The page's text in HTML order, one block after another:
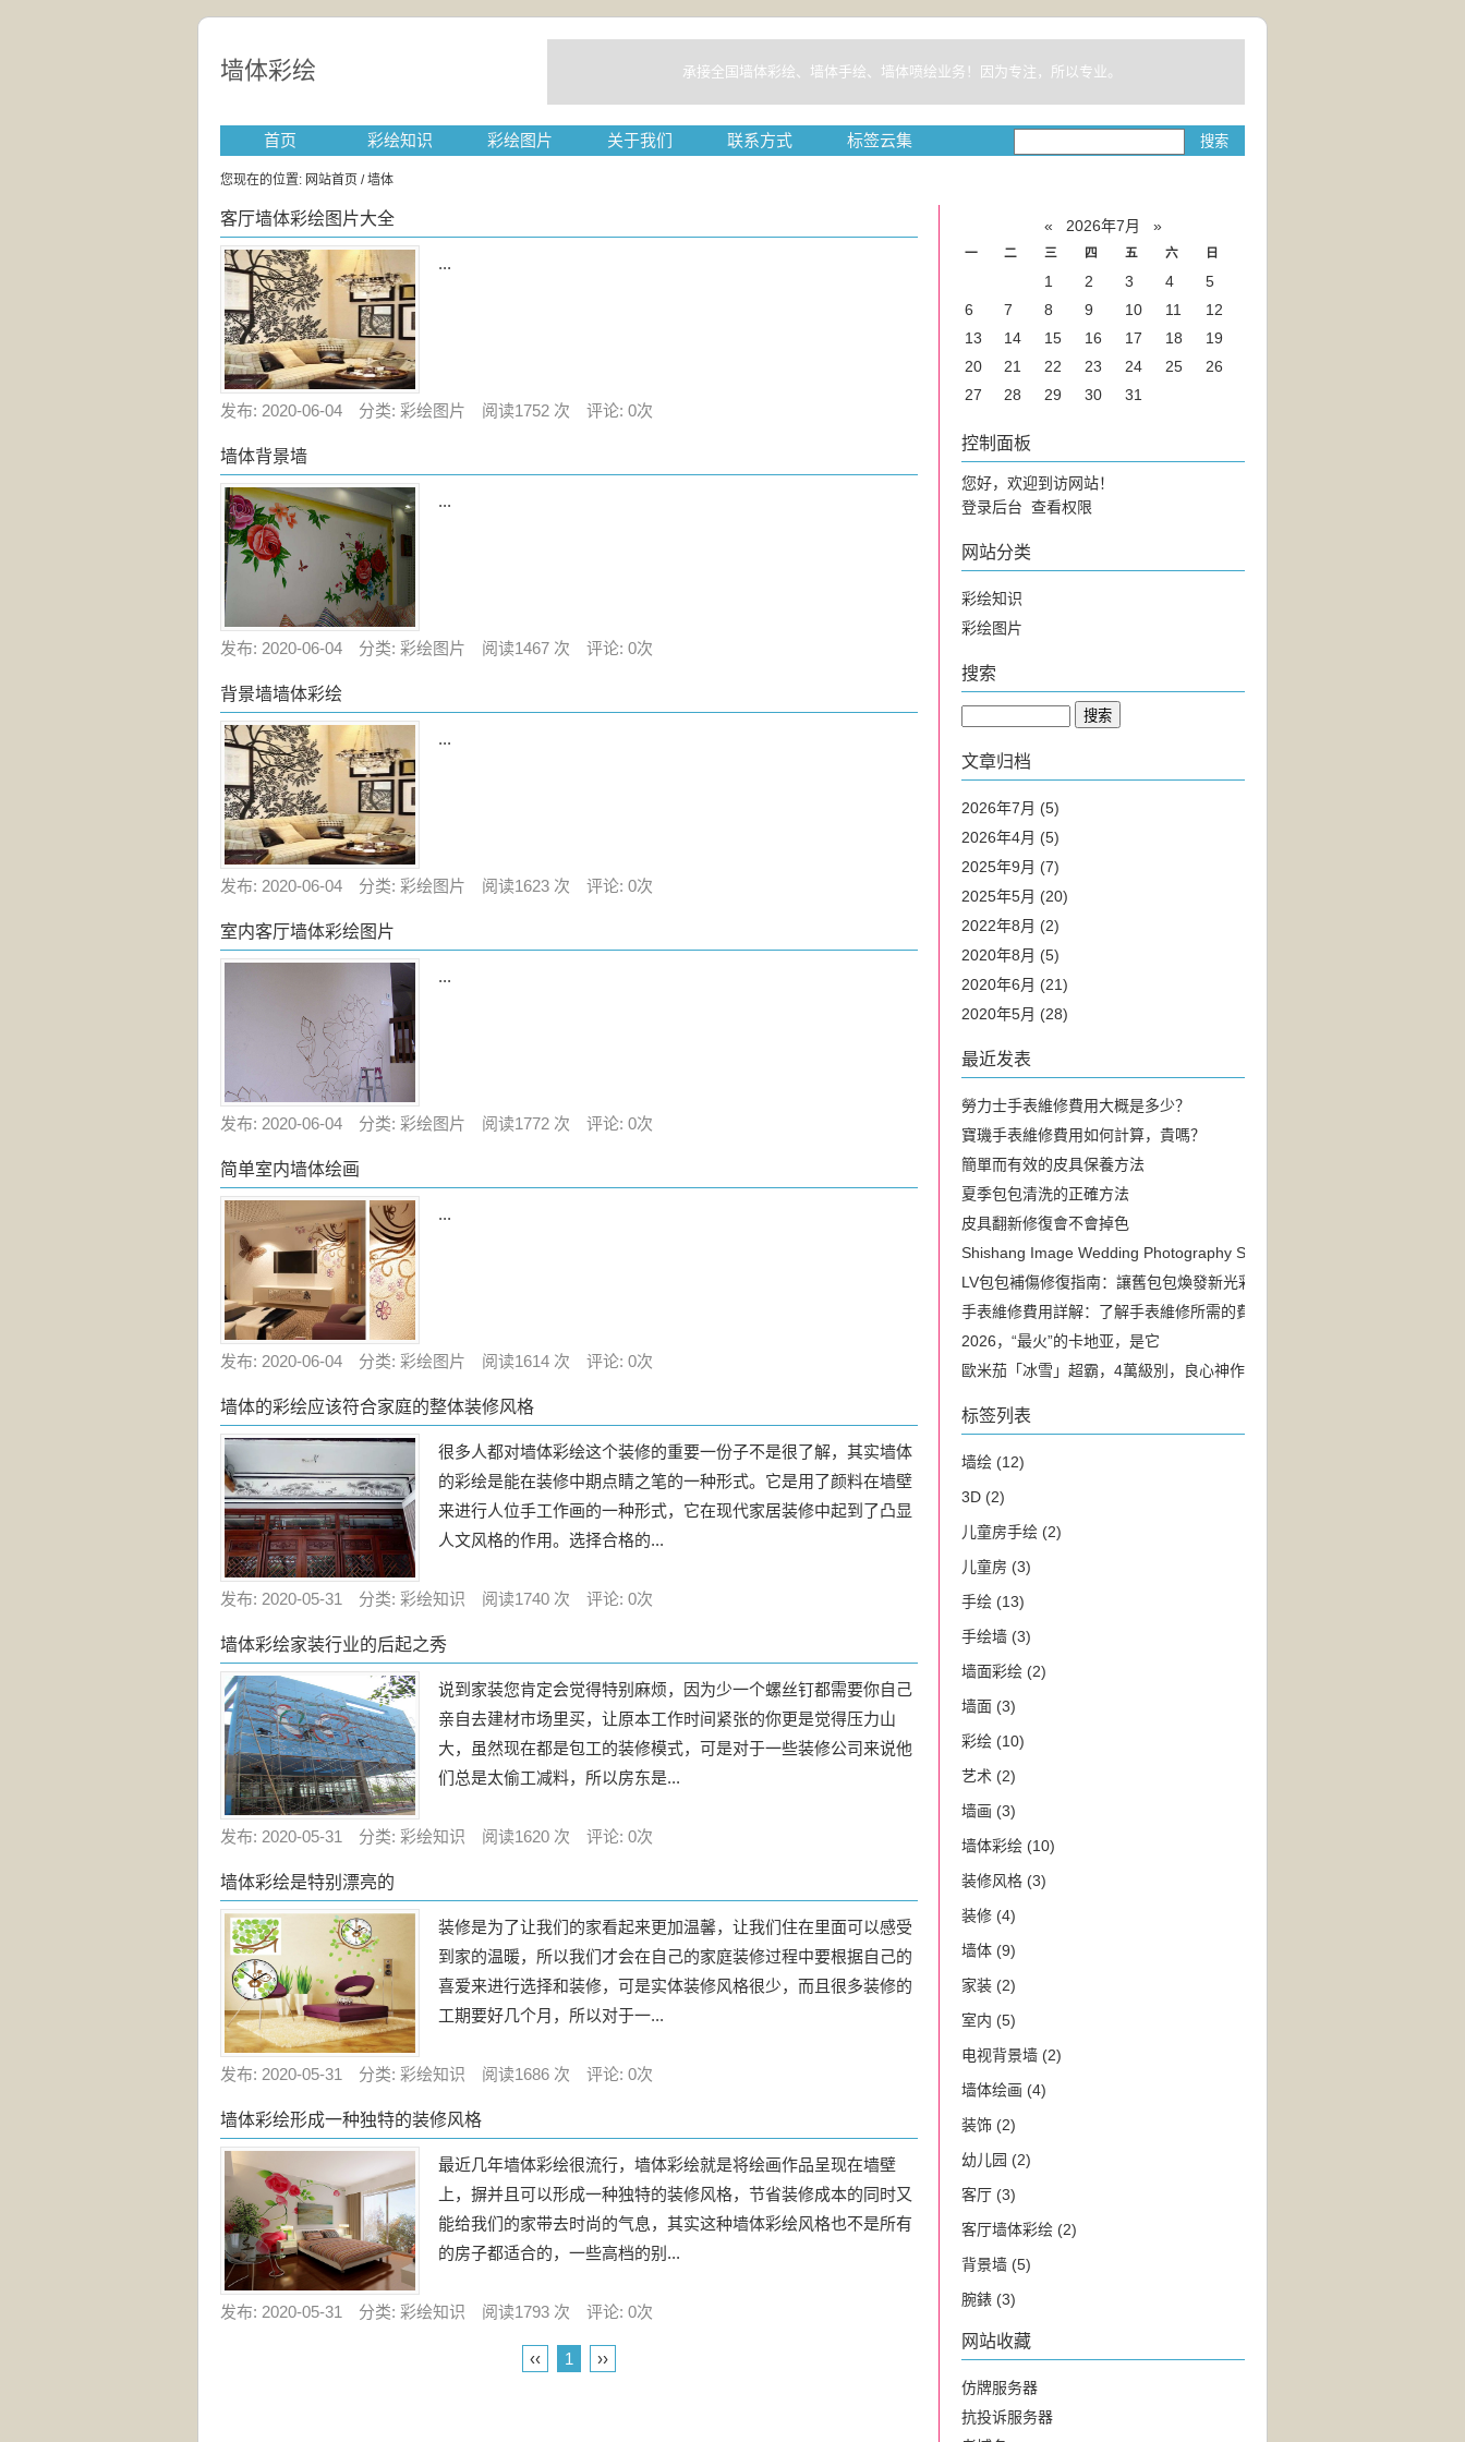
墙体彩绘 承接全国墙体彩绘、墙体手绘、墙体喷绘业务！因为专注，所以专业。
首页 彩绘知识 彩绘图片 关于我们 联系方式 标签云集
您现在的位置: 网站首页 / 墙体
客厅墙体彩绘图片大全
...
发布: 2020-06-04 分类: 彩绘图片 阅读1752 次 评论: 0次
墙体背景墙
...
发布: 2020-06-04 分类: 彩绘图片 阅读1467 次 评论: 0次
背景墙墙体彩绘
...
发布: 2020-06-04 分类: 彩绘图片 阅读1623 次 评论: 0次
室内客厅墙体彩绘图片
...
发布: 2020-06-04 分类: 彩绘图片 阅读1772 次 评论: 0次
简单室内墙体绘画
...
发布: 2020-06-04 分类: 彩绘图片 阅读1614 次 评论: 0次
墙体的彩绘应该符合家庭的整体装修风格
很多人都对墙体彩绘这个装修的重要一份子不是很了解，其实墙体
的彩绘是能在装修中期点睛之笔的一种形式。它是用了颜料在墙壁
来进行人位手工作画的一种形式，它在现代家居装修中起到了凸显
人文风格的作用。选择合格的...
发布: 2020-05-31 分类: 彩绘知识 阅读1740 次 评论: 0次
墙体彩绘家装行业的后起之秀
说到家装您肯定会觉得特别麻烦，因为少一个螺丝钉都需要你自己
亲自去建材市场里买，让原本工作时间紧张的你更是觉得压力山
大，虽然现在都是包工的装修模式，可是对于一些装修公司来说他
们总是太偷工减料，所以房东是...
发布: 2020-05-31 分类: 彩绘知识 阅读1620 次 评论: 0次
墙体彩绘是特别漂亮的
装修是为了让我们的家看起来更加温馨，让我们住在里面可以感受
到家的温暖，所以我们才会在自己的家庭装修过程中要根据自己的
喜爱来进行选择和装修，可是实体装修风格很少，而且很多装修的
工期要好几个月，所以对于一...
发布: 2020-05-31 分类: 彩绘知识 阅读1686 次 评论: 0次
墙体彩绘形成一种独特的装修风格
最近几年墙体彩绘很流行，墙体彩绘就是将绘画作品呈现在墙壁
上，摒并且可以形成一种独特的装修风格，节省装修成本的同时又
能给我们的家带去时尚的气息，其实这种墙体彩绘风格也不是所有
的房子都适合的，一些高档的别...
发布: 2020-05-31 分类: 彩绘知识 阅读1793 次 评论: 0次
‹‹ 1 ››
« 2026年7月 »
一 二 三 四 五 六 日
1 2 3 4
5
6
7 8 9 10 11
12
13
14 15 16 17 18
19
20
21 22 23 24 25
26
27
28 29 30 31
控制面板
您好，欢迎到访网站！
登录后台 查看权限
网站分类
彩绘知识
彩绘图片
搜索
文章归档
2026年7月 (5)
2026年4月 (5)
2025年9月 (7)
2025年5月 (20)
2022年8月 (2)
2020年8月 (5)
2020年6月 (21)
2020年5月 (28)
最近发表
​勞力士手表維修費用大概是多少？
​寶璣手表維修費用如何計算，貴嗎？
​簡單而有效的皮具保養方法
​夏季包包清洗的正確方法
​皮具翻新修復會不會掉色
Shishang Image Wedding Photography Service Quality
​LV包包補傷修復指南：讓舊包包煥發新光彩
手表維修費用詳解：了解手表維修所需的費用明細
2026，“最火”的卡地亚，是它
歐米茄「冰雪」超霸，4萬級別，良心神作
标签列表
墙绘 (12)
3D (2)
儿童房手绘 (2)
儿童房 (3)
手绘 (13)
手绘墙 (3)
墙面彩绘 (2)
墙面 (3)
彩绘 (10)
艺术 (2)
墙画 (3)
墙体彩绘 (10)
装修风格 (3)
装修 (4)
墙体 (9)
家装 (2)
室内 (5)
电视背景墙 (2)
墙体绘画 (4)
装饰 (2)
幼儿园 (2)
客厅 (3)
客厅墙体彩绘 (2)
背景墙 (5)
腕錶 (3)
网站收藏
仿牌服务器
抗投诉服务器